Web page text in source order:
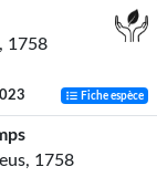
1758
Fiche espèce
1758